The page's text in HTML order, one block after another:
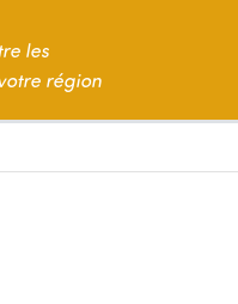
les
région